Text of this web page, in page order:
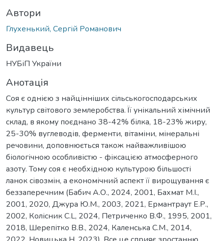
Автори
Глухенький, Сергій Романович
Видавець
НУБіП України
Анотація
Соя є однією з найцінніших сільськогосподарських
культур світового землеробства. Її унікальний хімічний
склад, в якому поєднано 38-42% білка, 18-23% жиру,
25-30% вуглеводів, ферменти, вітаміни, мінеральні
речовини, доповнюється також найважливішою
біологічною особливістю - фіксацією атмосферного
азоту. Тому соя є необхідною культурою більшості
ланок сівозмін, а економічний аспект її вирощування є
беззаперечним (Бабич А.О., 2024, 2001, Бахмат М.І.,
2001, 2020, Джура Ю.М., 2003, 2021, Ермантраут Е.Р.,
2002, Колісник C.L, 2024, Петриченко В.Ф., 1995, 2001,
2018, Шерепітко В.В., 2024, Каленська С.М., 2014,